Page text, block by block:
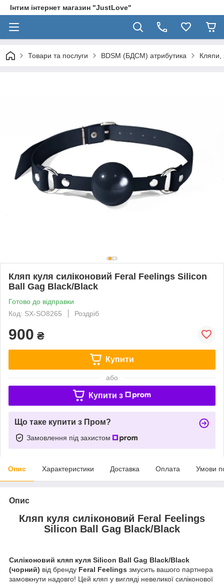
Інтим інтернет магазин "JustLove"
Товари та послуги BDSM (БДСМ) атрибутика Кляпи,
Кляп куля силіконовий Feral Feelings Silicon
Ball Gag Black/Black
Готово до відправки
Код: SX-SO8265
Роздріб
900 ₴
Купити
або
Купити з
Що таке купити з Пром?
Замовлення під захистом
Опис Характеристики Доставка Оплата Умови
Опис
Кляп куля силіконовий Feral Feelings
Silicon Ball Gag Black/Black
Силіконовий кляп куля Silicon Ball Gag Black/Black
(чорний) від бренду Feral Feelings змусить вашого партнера
замовкнути надовго! Цей кляп у вигляді невеликої силіконової